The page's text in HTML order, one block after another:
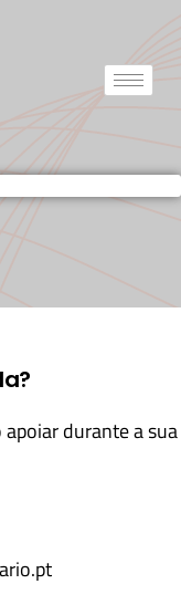
durante a sua